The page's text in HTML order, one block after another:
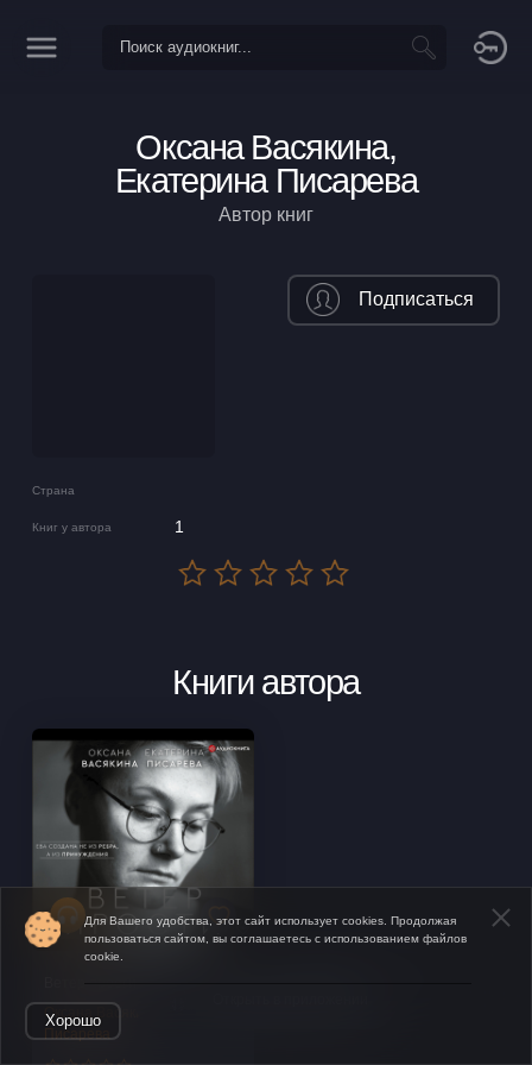
Оксана Васякина,
Екатерина Писарева
Автор книг
Страна
Книг у автора 1
Подписаться
Книги автора
Оксана Васякина, Екатерина
Писарева
Для Вашего удобства, этот сайт использует cookies. Продолжая
пользоваться сайтом, вы соглашаетесь с использованием файлов
cookie.
Хорошо